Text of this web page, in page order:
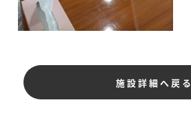
施設詳細へ戻る